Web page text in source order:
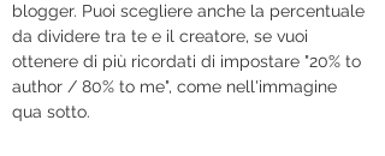
blogger. Puoi scegliere anche la percentuale
da dividere tra te e il creatore, se vuoi
ottenere di più ricordati di impostare "20% to
author / 80% to me", come nell'immagine
qua sotto.